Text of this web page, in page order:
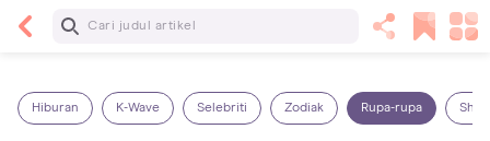
Baca Selanjutnya
Hiburan K-Wave Selebriti Zodiak Rupa-rupa